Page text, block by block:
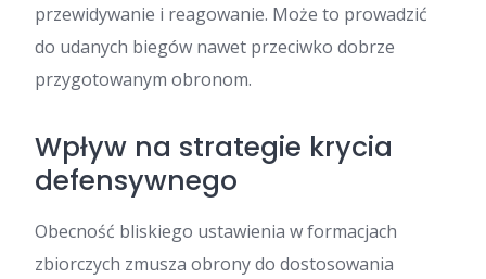
przewidywanie i reagowanie. Może to prowadzić
do udanych biegów nawet przeciwko dobrze
przygotowanym obronom.
Wpływ na strategie krycia
defensywnego
Obecność bliskiego ustawienia w formacjach
zbiorczych zmusza obrony do dostosowania